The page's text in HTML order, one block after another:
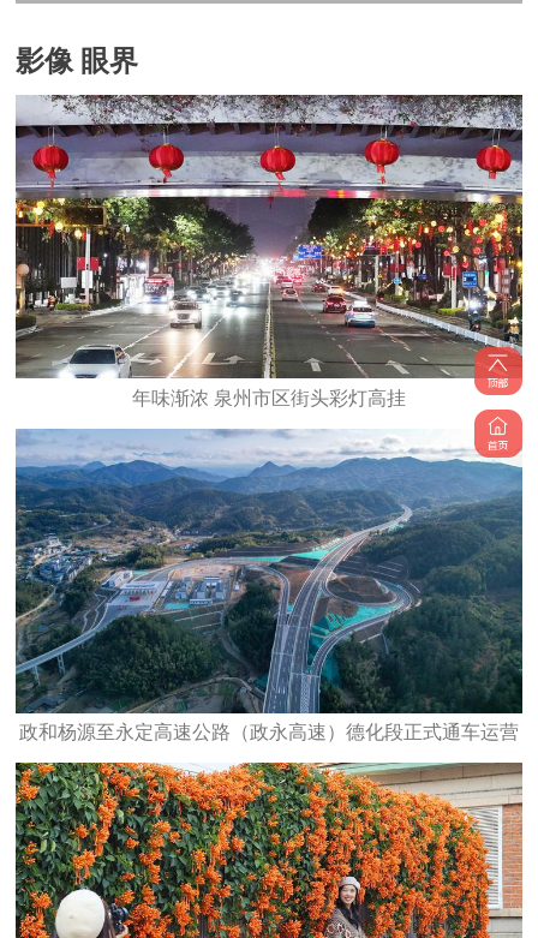
影像 眼界
年味渐浓 泉州市区街头彩灯高挂
政和杨源至永定高速公路（政永高速）德化段正式通车运营